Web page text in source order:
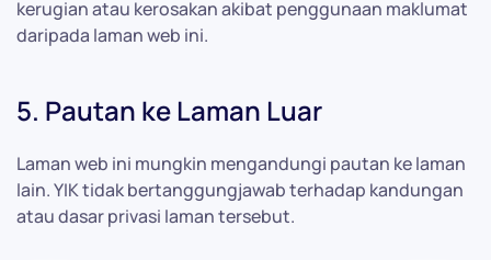
kerugian atau kerosakan akibat penggunaan maklumat
daripada laman web ini.
5. Pautan ke Laman Luar
Laman web ini mungkin mengandungi pautan ke laman
lain. YIK tidak bertanggungjawab terhadap kandungan
atau dasar privasi laman tersebut.